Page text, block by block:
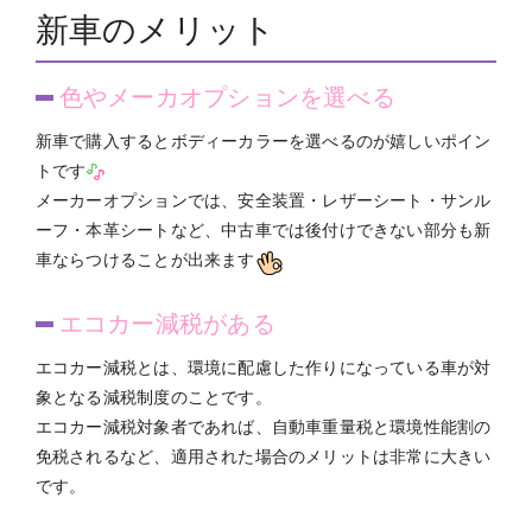
新車のメリット
色やメーカオプションを選べる
新車で購入するとボディーカラーを選べるのが嬉しいポイン
トです
メーカーオプションでは、安全装置・レザーシート・サンル
ーフ・本革シートなど、中古車では後付けできない部分も新
車ならつけることが出来ます
エコカー減税がある
エコカー減税とは、環境に配慮した作りになっている車が対
象となる減税制度のことです。
エコカー減税対象者であれば、自動車重量税と環境性能割の
免税されるなど、適用された場合のメリットは非常に大きい
です。